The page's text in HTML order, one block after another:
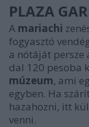
PLAZA
A mariachi
fogyasztó
a nótáját persze
dal 120 pesoba
múzeum, ami
egyben. Ha
hazahozni, itt
venni.